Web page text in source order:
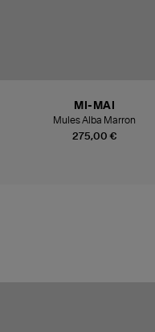
275,00 €
MI-MAI
Mules Alba Marron